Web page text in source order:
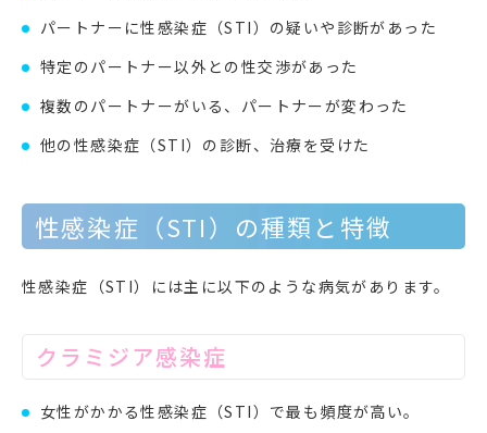
パートナーに性感染症（STI）の疑いや診断があった
特定のパートナー以外との性交渉があった
複数のパートナーがいる、パートナーが変わった
他の性感染症（STI）の診断、治療を受けた
性感染症（STI）の種類と特徴
性感染症（STI）には主に以下のような病気があります。
クラミジア感染症
女性がかかる性感染症（STI）で最も頻度が高い。